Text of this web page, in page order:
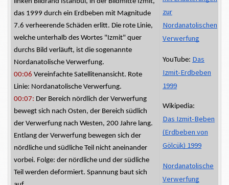
das 1999 durch ein Erdbeben mit Magnitude
7.6 verheerende Schäden erlitt. Die rote Linie,
welche unterhalb des Wortes "Izmit" quer
durchs Bild verläuft, ist die sogenannte
Nordanatolische Verwerfung.
00:06 Vereinfachte Satellitenansicht. Rote
Linie: Nordanatolische Verwerfung.
00:07: Der Bereich nördlich der Verwerfung
bewegt sich nach Osten, der Bereich südlich
der Verwerfung nach Westen, 200 Jahre lang.
Entlang der Verwerfung bewegen sich der
nördliche und südliche Teil nicht aneinander
vorbei. Folge: der nördliche und der südliche
Teil werden deformiert. Spannung baut sich
zur
Nordanatolischen
Verwerfung
YouTube: Das
Izmit-Erdbeben
1999
Wikipedia:
Das Izmit-Beben
(Erdbeben von
Gölcük) 1999
Nordanatolische
Verwerfung